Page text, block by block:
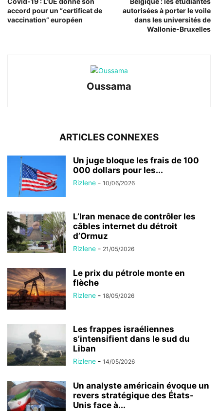
accord pour un “certificat de
vaccination” européen
autorisées à porter le voile
dans les universités de
Wallonie-Bruxelles
Oussama
ARTICLES CONNEXES
Un juge bloque les frais de 100
000 dollars pour les...
Rizlene - 10/06/2026
L’Iran menace de contrôler les
câbles internet du détroit
d’Ormuz
Rizlene - 21/05/2026
Le prix du pétrole monte en
flèche
Rizlene - 18/05/2026
Les frappes israéliennes
s’intensifient dans le sud du
Liban
Rizlene - 14/05/2026
Un analyste américain évoque un
revers stratégique des États-
Unis face à...